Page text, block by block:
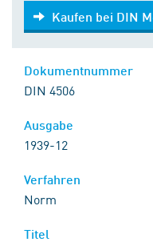
Kaufen bei DIN Media
Kaufen bei DIN
DIN 4506
1939-12
Norm